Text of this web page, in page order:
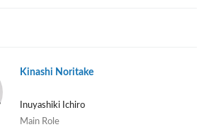
Kinashi Noritake
Inuyashiki Ichiro
Main Role